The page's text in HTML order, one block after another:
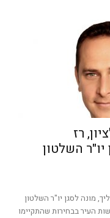
רז
יו"ר השלטון
מונה לסגן יו"ר השלטון
(41) נבחר לראשות העיר בבחירות שהתקיימו